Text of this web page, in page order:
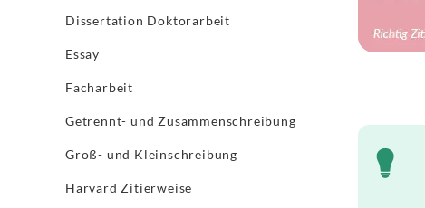
Dissertation Doktorarbeit
Essay
Facharbeit
Getrennt- und Zusammenschreibung
Groß- und Kleinschreibung
Harvard Zitierweise